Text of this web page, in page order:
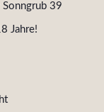
39
Jahre!